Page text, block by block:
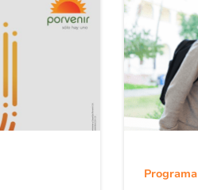
Programa